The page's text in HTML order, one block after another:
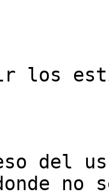
los
del
no